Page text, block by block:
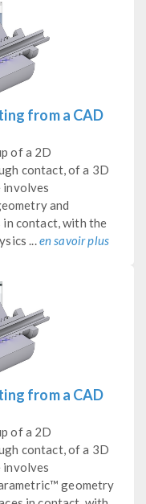
from a CAD
of a 2D
contact, of a 3D
involves
and
in contact, with the
...en savoir plus
from a CAD
of a 2D
contact, of a 3D
involves
geometry